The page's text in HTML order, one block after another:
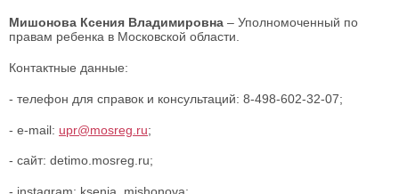
Мишонова Ксения Владимировна – Уполномоченный по
правам ребенка в Московской области.
Контактные данные:
- телефон для справок и консультаций: 8-498-602-32-07;
- e-mail: upr@mosreg.ru;
- сайт: detimo.mosreg.ru;